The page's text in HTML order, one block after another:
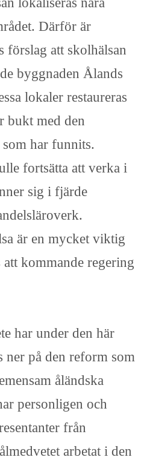
Därför är
förslag att skolhälsan
byggnaden Ålands
lokaler restaureras
bukt med den
har funnits.
fortsätta att verka i
sig i fjärde
är en mycket viktig
kommande regering
har under den här
ner på den reform som
åländska
personligen och
från
arbetat i den